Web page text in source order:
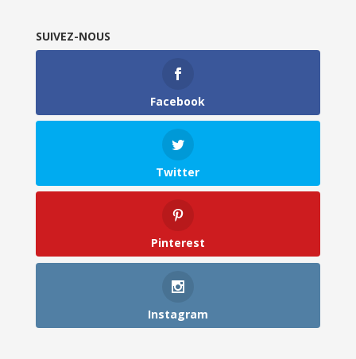
SUIVEZ-NOUS
Facebook
Twitter
Pinterest
Instagram